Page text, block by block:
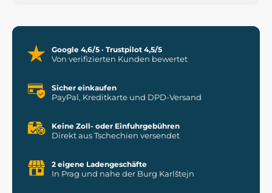
Google 4,6/5 · Trustpilot 4,5/5
Von verifizierten Kunden bewertet
Sicher einkaufen
PayPal, Kreditkarte und DPD-Versand
Keine Zoll- oder Einfuhrgebühren
Direkt aus Tschechien versendet
2 eigene Ladengeschäfte
In Prag und nahe der Burg Karlštejn